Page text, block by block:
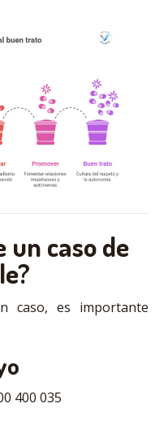
un caso de
caso, es importante
400 035